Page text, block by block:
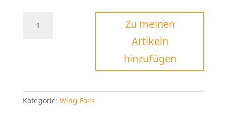
Infinity
Zu meinen
Artikeln
hinzufügen
Kategorie: Wing Foils